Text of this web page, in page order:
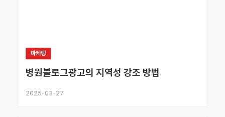
마케팅
병원블로그광고의 지역성 강조 방법
2025-03-27